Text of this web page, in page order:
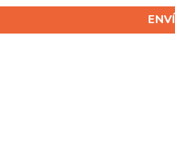
Antipulgas y Garrapatas ·